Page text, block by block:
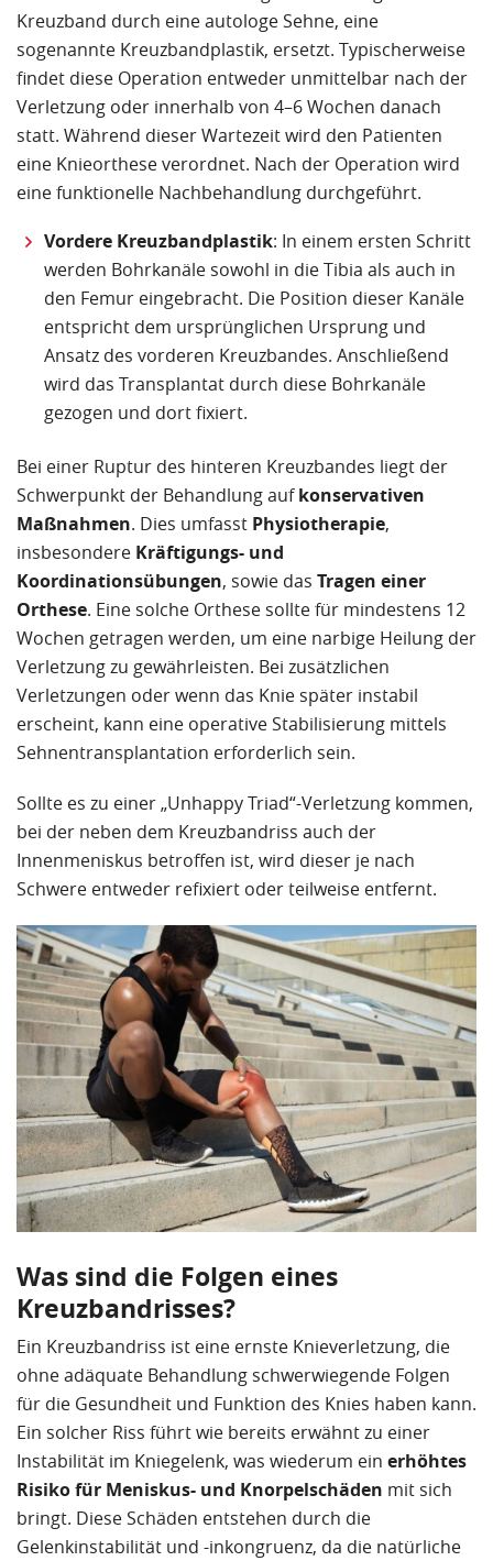
Kreuzband durch eine autologe Sehne, eine
sogenannte Kreuzbandplastik, ersetzt. Typischerweise
findet diese Operation entweder unmittelbar nach der
Verletzung oder innerhalb von 4–6 Wochen danach
statt. Während dieser Wartezeit wird den Patienten
eine Knieorthese verordnet. Nach der Operation wird
eine funktionelle Nachbehandlung durchgeführt.
Vordere Kreuzbandplastik: In einem ersten Schritt
werden Bohrkanäle sowohl in die Tibia als auch in
den Femur eingebracht. Die Position dieser Kanäle
entspricht dem ursprünglichen Ursprung und
Ansatz des vorderen Kreuzbandes. Anschließend
wird das Transplantat durch diese Bohrkanäle
gezogen und dort fixiert.
Bei einer Ruptur des hinteren Kreuzbandes liegt der
Schwerpunkt der Behandlung aufkonservativen
Maßnahmen. Dies umfasst Physiotherapie,
insbesondere Kräftigungs- und
Koordinationsübungen, sowie das Tragen einer
Orthese. Eine solche Orthese sollte für mindestens 12
Wochen getragen werden, um eine narbige Heilung der
Verletzung zu gewährleisten. Bei zusätzlichen
Verletzungen oder wenn das Knie später instabil
erscheint, kann eine operative Stabilisierung mittels
Sehnentransplantation erforderlich sein.
Sollte es zu einer „Unhappy Triad“-Verletzung kommen,
bei der neben dem Kreuzbandriss auch der
Innenmeniskus betroffen ist, wird dieser je nach
Schwere entweder refixiert oder teilweise entfernt.
Was sind die Folgen eines
Kreuzbandrisses?
Ein Kreuzbandriss ist eine ernste Knieverletzung, die
ohne adäquate Behandlung schwerwiegende Folgen
für die Gesundheit und Funktion des Knies haben kann.
Ein solcher Riss führt wie bereits erwähnt zu einer
Instabilität im Kniegelenk, was wiederum ein erhöhtes
Risiko für Meniskus- und Knorpelschäden mit sich
bringt. Diese Schäden entstehen durch die
Gelenkinstabilität und -inkongruenz, da die natürliche